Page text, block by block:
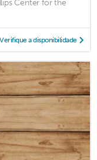
Center for the
Verifique a disponibilidade